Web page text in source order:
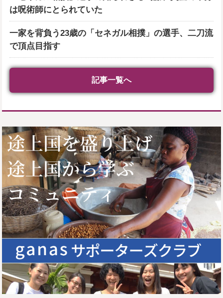
は呪術師にとられていた
一家を背負う23歳の「セネガル相撲」の選手、二刀流
で頂点目指す
記事一覧へ